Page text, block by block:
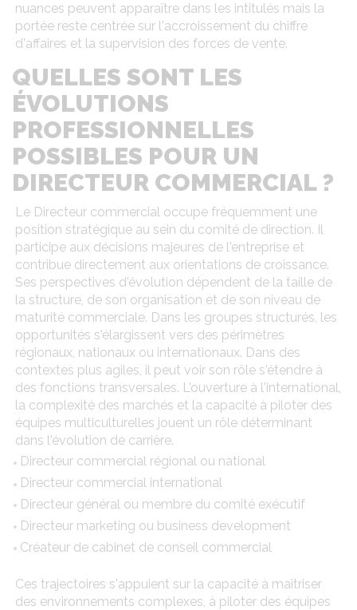
nuances peuvent apparaître dans les intitulés mais la
portée reste centrée sur l'accroissement du chiffre
d'affaires et la supervision des forces de vente.
QUELLES SONT LES
ÉVOLUTIONS
PROFESSIONNELLES
POSSIBLES POUR UN
DIRECTEUR COMMERCIAL ?
Le Directeur commercial occupe fréquemment une
position stratégique au sein du comité de direction. Il
participe aux décisions majeures de l'entreprise et
contribue directement aux orientations de croissance.
Ses perspectives d'évolution dépendent de la taille de
la structure, de son organisation et de son niveau de
maturité commerciale. Dans les groupes structurés, les
opportunités s'élargissent vers des périmètres
régionaux, nationaux ou internationaux. Dans des
contextes plus agiles, il peut voir son rôle s'étendre à
des fonctions transversales. L'ouverture à l'international,
la complexité des marchés et la capacité à piloter des
équipes multiculturelles jouent un rôle déterminant
dans l'évolution de carrière.
Directeur commercial régional ou national
Directeur commercial international
Directeur général ou membre du comité exécutif
Directeur marketing ou business development
Créateur de cabinet de conseil commercial
Ces trajectoires s'appuient sur la capacité à maîtriser
des environnements complexes, à piloter des équipes